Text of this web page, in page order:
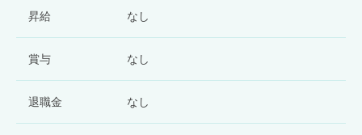
昇給 なし
賞与 なし
退職金 なし